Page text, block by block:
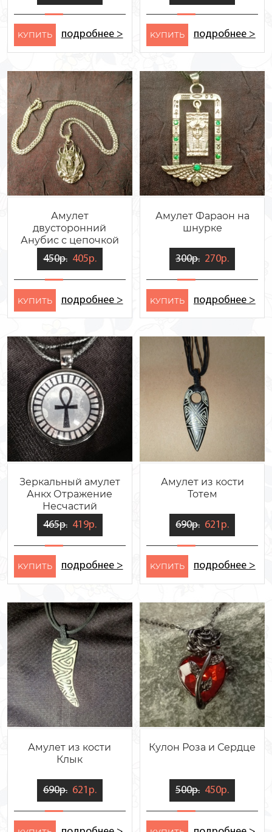
KУПИТЬ подробнее > KУПИТЬ подробнее >
Амулет
двусторонний
Анубис с цепочкой
450р. 405р.
KУПИТЬ подробнее >
Амулет Фараон на
шнурке
300р. 270р.
KУПИТЬ подробнее >
Зеркальный амулет
Анкх Отражение
Несчастий
465р. 419р.
KУПИТЬ подробнее >
Амулет из кости
Тотем
690р. 621р.
KУПИТЬ подробнее >
Амулет из кости
Клык
690р. 621р.
Кулон Роза и Сердце
500р. 450р.